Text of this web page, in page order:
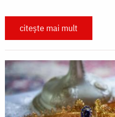
citește mai mult